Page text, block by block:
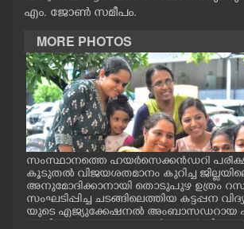
LIFESTYLE
SPIRITUAL
INFO+
ART
എം. ജോൺ സമീപം.
MORE PHOTOS
സംസ്ഥാനത്തെ ഹയർസെക്കൻഡറി
കൂടുതൽ വിജയശതമാനം കുറിച്ച
അനുമോദിക്കാനായി തൊടുപുഴ ഉത്രം
സംഘടിപ്പിച്ച ചടങ്ങിലെത്തിയ കട്ടപ്പന
യുടെ എജ്യുക്കേഷനൽ അംബാസഡറായ